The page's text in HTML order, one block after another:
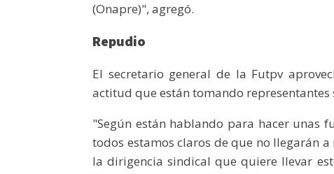
(Onapre)", agregó.
Repudio
El secretario general de la Futpv
actitud que están tomando
"Según están hablando para hacer unas
todos estamos claros de que no llegarán
la dirigencia sindical que quiere llevar